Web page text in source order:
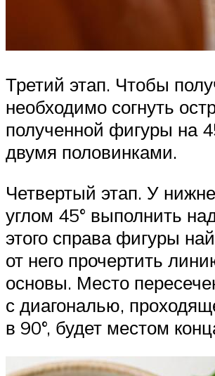
Третий этап. Чтобы
необходимо согнуть
полученной фигуры на
двумя половинками.
Четвертый этап. У
углом 45° выполнить
этого справа фигуры
от него прочертить
основы. Место
с диагональю,
в 90°, будет местом